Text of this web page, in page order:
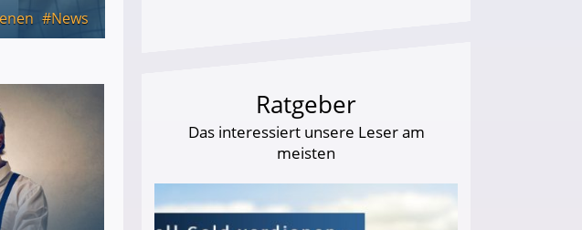
News
Ratgeber
Das interessiert unsere Leser am
meisten